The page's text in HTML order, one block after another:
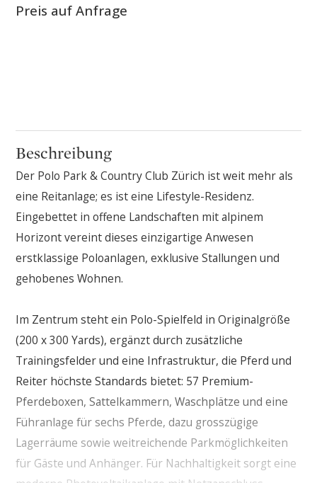
Preis auf Anfrage
Beschreibung
Der Polo Park & Country Club Zürich ist weit mehr als
eine Reitanlage; es ist eine Lifestyle-Residenz.
Eingebettet in offene Landschaften mit alpinem
Horizont vereint dieses einzigartige Anwesen
erstklassige Poloanlagen, exklusive Stallungen und
gehobenes Wohnen.
Im Zentrum steht ein Polo-Spielfeld in Originalgröße
(200 x 300 Yards), ergänzt durch zusätzliche
Trainingsfelder und eine Infrastruktur, die Pferd und
Reiter höchste Standards bietet: 57 Premium-
Pferdeboxen, Sattelkammern, Waschplätze und eine
Führanlage für sechs Pferde, dazu grosszügige
Lagerräume sowie weitreichende Parkmöglichkeiten
für Gäste und Anhänger. Für Nachhaltigkeit sorgt eine